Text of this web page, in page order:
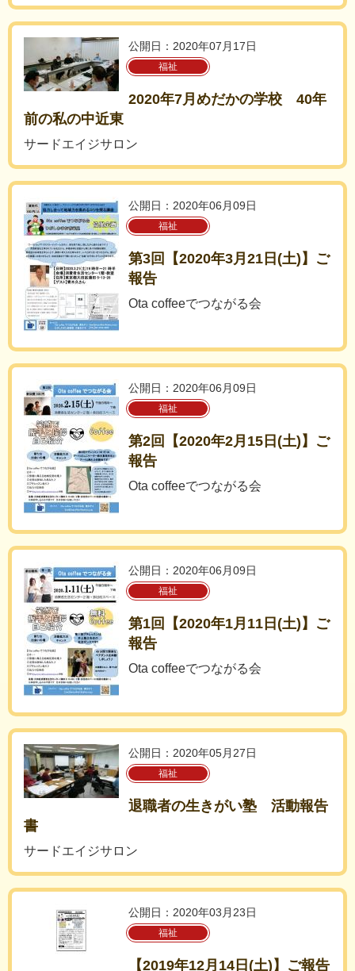
公開日：2020年07月17日
福祉
2020年7月めだかの学校 40年
前の私の中近東
サードエイジサロン
公開日：2020年06月09日
福祉
第3回【2020年3月21日(土)】ご
報告
Ota coffeeでつながる会
公開日：2020年06月09日
福祉
第2回【2020年2月15日(土)】ご
報告
Ota coffeeでつながる会
公開日：2020年06月09日
福祉
第1回【2020年1月11日(土)】ご
報告
Ota coffeeでつながる会
公開日：2020年05月27日
福祉
退職者の生きがい塾 活動報告
書
サードエイジサロン
公開日：2020年03月23日
福祉
【2019年12月14日(土)】ご報告